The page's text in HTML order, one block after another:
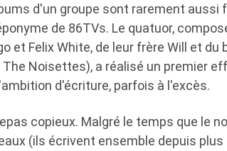
d'un groupe sont rarement aussi
de 86TVs. Le quatuor,
et Felix White, de leur frère Will et
Noisettes), a réalisé un premier
d'écriture, parfois à l'excès.
copieux. Malgré le temps que le
(ils écrivent ensemble depuis